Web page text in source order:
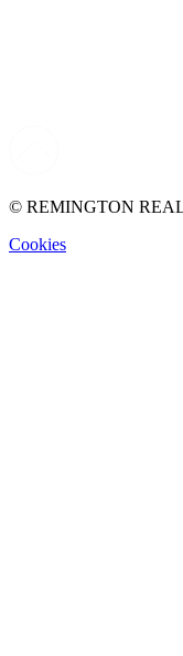
© REMINGTON REAL
Cookies